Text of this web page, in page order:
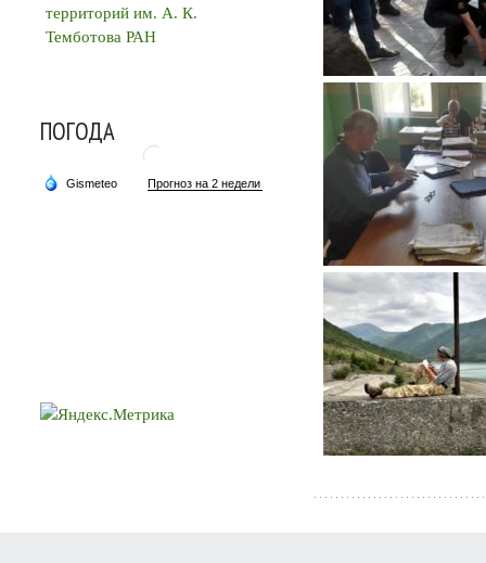
территорий им. А. К.
Темботова РАН
ПОГОДА